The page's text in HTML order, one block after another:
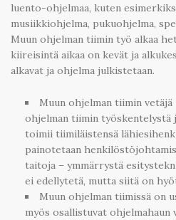
luento-ohjelmaa, kuten
musiikkiohjelma, pukuohjelma,
Muun ohjelman tiimin työ alkaa
kiireisintä aikaa on kevät ja
alkavat ja ohjelma julkistetaan.
Muun ohjelman tiimin vetäjä
ohjelman tiimin työskentelystä
toimii tiimiläistensä
painotetaan
taitoja – ymmärrystä
ei edellytetä, mutta siitä on
Muun ohjelman tiimissä on
myös osallistuvat ohjelmahaun